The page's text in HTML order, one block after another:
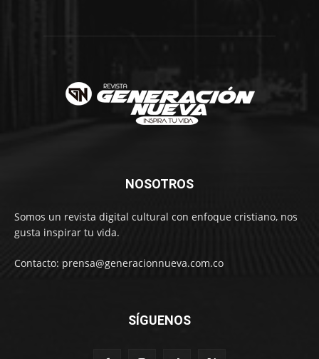
NOSOTROS
Somos un revista digital cultural con enfoque cristiano, nos
gusta inspirar tu vida.
Contacto: prensa@generacionnueva.com.co
SÍGUENOS